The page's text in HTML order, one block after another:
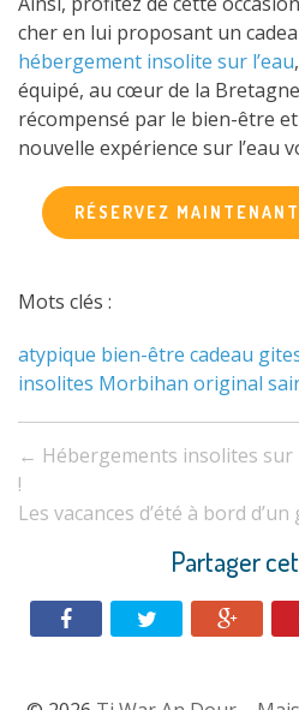
cher en lui proposant un
hébergement insolite sur l’eau
équipé, au cœur de la
récompensé par le bien-être
nouvelle expérience sur l’eau
RÉSERVEZ
Mots clés :
atypique bien-être cadeau
insolites Morbihan original
Navigation
entre
les
← Hébergements insolites sur
!
Les vacances d’été à bord d’un
Partager